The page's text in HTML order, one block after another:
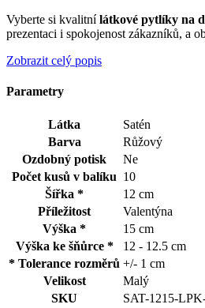
Vyberte si kvalitnílátkové pytlíky na
prezentaci i spokojenost zákazníků, a
Zobrazit celý popis
Parametry
Látka
Satén
Barva
Růžový
Ozdobný potisk
Ne
Počet kusů v balíku 10
Šířka *
12 cm
Příležitost
Valentýna
Výška *
15 cm
Výška ke šňůrce *
12 - 12.5 cm
* Tolerance rozměrů +/- 1 cm
Velikost
Malý
SKU
SAT-1215-